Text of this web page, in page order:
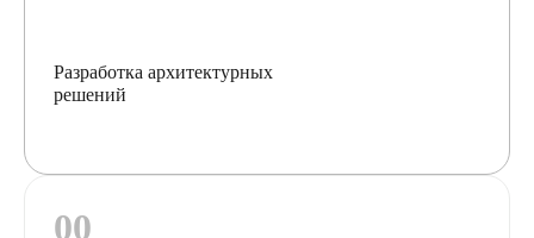
Разработка архитектурных
решений